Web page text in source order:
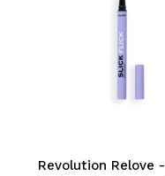
Revolution Relove -